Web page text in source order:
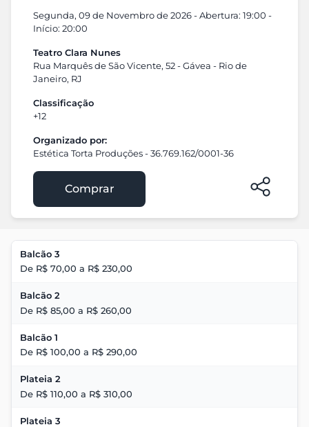
Segunda, 09 de Novembro de 2026 - Abertura: 19:00 -
Início: 20:00
Teatro Clara Nunes
Rua Marquês de São Vicente, 52 - Gávea - Rio de
Janeiro, RJ
Classificação
+12
Organizado por:
Estética Torta Produções - 36.769.162/0001-36
Comprar
Balcão 3
De R$ 70,00 a R$ 230,00
Balcão 2
De R$ 85,00 a R$ 260,00
Balcão 1
De R$ 100,00 a R$ 290,00
Plateia 2
De R$ 110,00 a R$ 310,00
Plateia 3